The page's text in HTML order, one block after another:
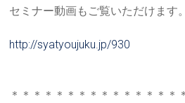
セミナー動画もご覧いただけます。
http://syatyoujuku.jp/930
＊＊＊＊＊＊＊＊＊＊＊＊＊＊＊